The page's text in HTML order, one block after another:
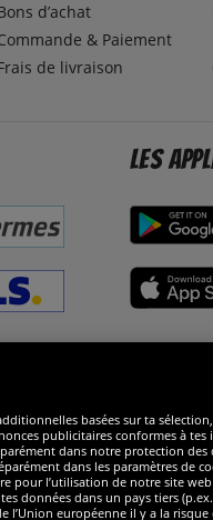
d’achat
& Paiement
de livraison
Les
basées sur ta
publicitaires conformes à
dans notre protection
dans les paramètres de
pour l’utilisation de notre site
données dans un pays tiers (p.ex.
européenne il y a la risque